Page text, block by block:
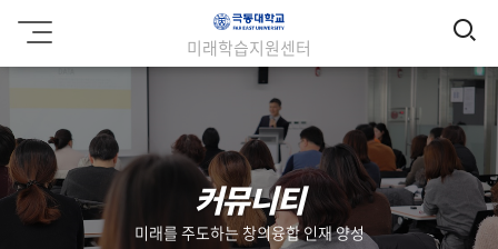
극
동
교
미래학습지원센터
검
색
커뮤니티
미래를 주도하는 창의융합 인재 양성